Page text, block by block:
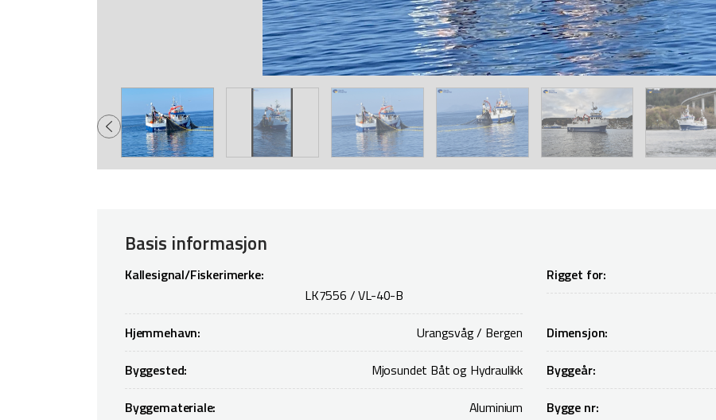
Basis informasjon
Kallesignal/Fiskerimerke:
LK7556 / VL-40-B
Rigget for:
Hjemmehavn: Urangsvåg / Bergen Dimensjon:
Byggested:
Mjosundet Båt og Hydraulikk Byggeår:
Byggemateriale:
Aluminium Bygge nr: